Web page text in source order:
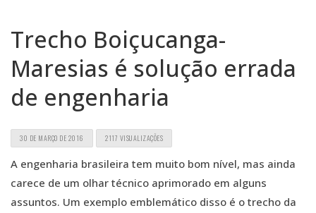
Trecho Boiçucanga-
Maresias é solução errada
de engenharia
30 DE MARÇO DE 2016 2117 VISUALIZAÇÕES
A engenharia brasileira tem muito bom nível, mas ainda
carece de um olhar técnico aprimorado em alguns
assuntos. Um exemplo emblemático disso é o trecho da